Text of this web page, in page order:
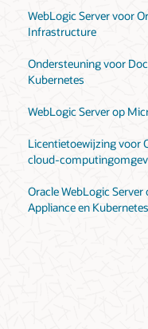
WebLogic Server voor
Infrastructure
Ondersteuning voor
Kubernetes
WebLogic Server op
Licentietoewijzing voor
cloud-
Oracle WebLogic
Appliance en